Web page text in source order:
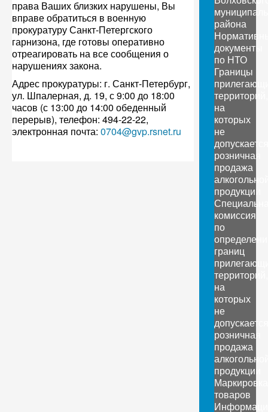
права Ваших близких нарушены, Вы
вправе обратиться в военную
прокуратуру Санкт-Петергского
гарнизона, где готовы оперативно
отреагировать на все сообщения о
нарушениях закона.
Адрес прокуратуры: г. Санкт-Петербург,
ул. Шпалерная, д. 19, с 9:00 до 18:00
часов (с 13:00 до 14:00 обеденный
перерыв), телефон: 494-22-22,
электронная почта: 0704@gvp.rsnet.ru
района
документы
по НТО
Границы
территорий,
на
которых
не
допускается
розничная
продажа
продукции
комиссия
по
границ
территорий,
на
которых
не
допускается
розничная
продажа
продукции
Маркировка
товаров